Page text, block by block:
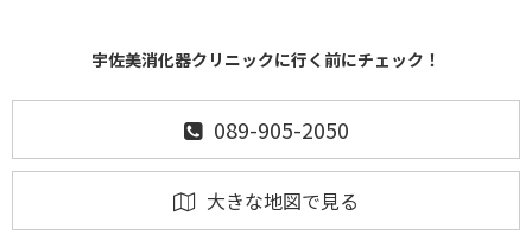
宇佐美消化器クリニックに行く前にチェック！
089-905-2050
大きな地図で見る